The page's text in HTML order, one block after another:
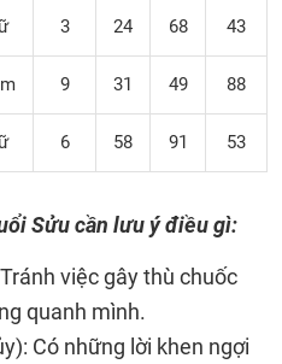
3 24 68 43
9 31 49 88
6 58 91 53
Sửu cần lưu ý điều gì:
việc gây thù chuốc
quanh mình.
Có những lời khen ngợi